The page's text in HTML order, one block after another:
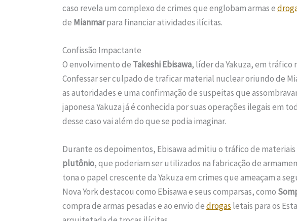
caso revela um complexo de crimes que englobam armas e
de Mianmarpara financiar atividades ilícitas.
Confissão Impactante
O envolvimento de Takeshi Ebisawa, líder da Yakuza, em
Confessar ser culpado de traficar material nuclear oriundo de
as autoridades e uma confirmação de suspeitas que
japonesa Yakuza já é conhecida por suas operações ilegais em
desse caso vai além do que se podia imaginar.
Durante os depoimentos, Ebisawa admitiu o tráfico de
plutônio, que poderiam ser utilizados na fabricação de
tona o papel crescente da Yakuza em crimes que ameaçam a
Nova York destacou como Ebisawa e seus comparsas, como
compra de armas pesadas e ao envio dedrogas letais para os